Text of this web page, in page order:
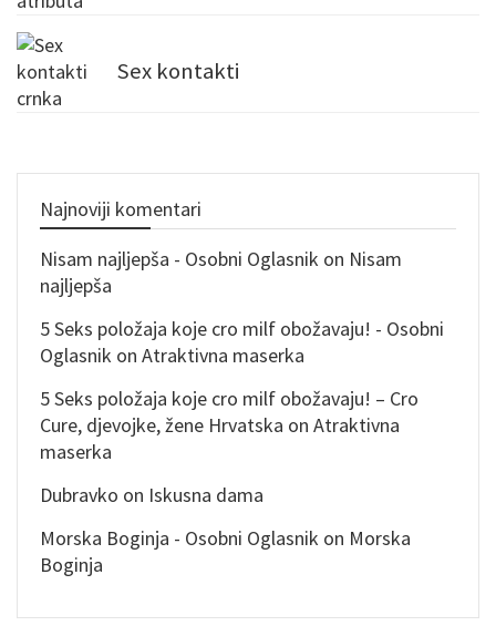
Sex kontakti
Najnoviji komentari
Nisam najljepša - Osobni Oglasnik on Nisam
najljepša
5 Seks položaja koje cro milf obožavaju! - Osobni
Oglasnik on Atraktivna maserka
5 Seks položaja koje cro milf obožavaju! – Cro
Cure, djevojke, žene Hrvatska on Atraktivna
maserka
Dubravko on Iskusna dama
Morska Boginja - Osobni Oglasnik on Morska
Boginja